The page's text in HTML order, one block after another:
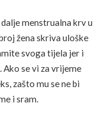
menstrualna krv u
žena skriva uloške
svoga tijela jer i
se vi za vrijeme
zašto mu se ne bi
i sram.